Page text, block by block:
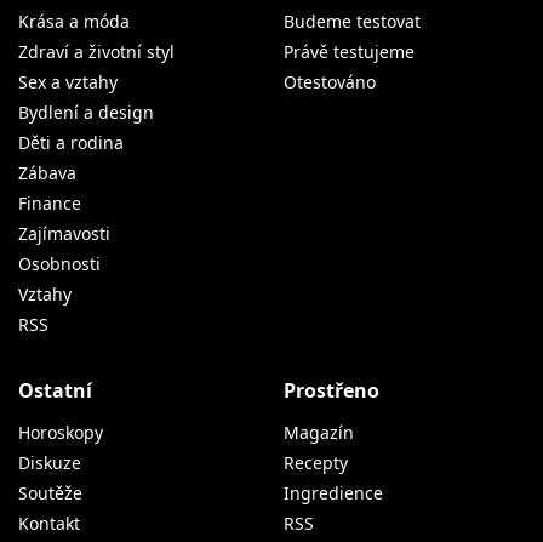
Krása a móda
Zdraví a životní styl
Sex a vztahy
Bydlení a design
Děti a rodina
Zábava
Finance
Zajímavosti
Osobnosti
Vztahy
RSS
Budeme testovat
Právě testujeme
Otestováno
Ostatní
Horoskopy
Diskuze
Soutěže
Kontakt
Prostřeno
Magazín
Recepty
Ingredience
RSS